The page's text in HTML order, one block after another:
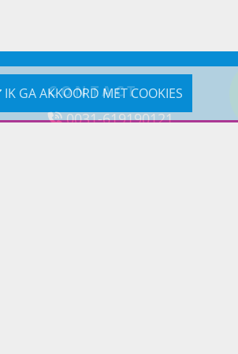
IK GA AKKOORD MET COOKIES
CONTACT
0031-619190121